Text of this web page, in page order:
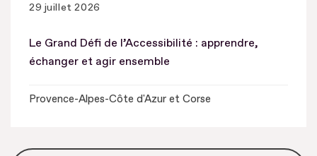
29 juillet 2026
Le Grand Défi de l’Accessibilité : apprendre,
échanger et agir ensemble
Provence-Alpes-Côte d'Azur et Corse